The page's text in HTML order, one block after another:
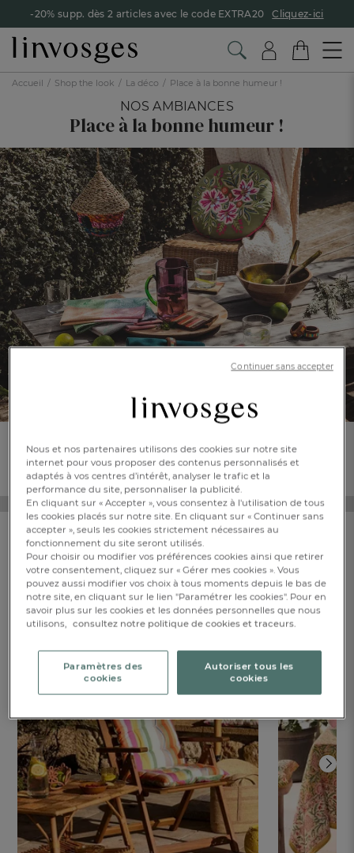
-20% supp. dès 2 articles avec le code EXTRA20 Cliquez-ici
FR DE
AT
Accueil Shop the look La déco Place à la bonne humeur !
NOS AMBIANCES
Place à la bonne humeur !
Envie de plus de fantaisie et de gaité à la maison ?
Répondez à l’appel du soleil avec cette collection toute en couleurs
et détails d’exception !
VOUS AIMEREZ AUSSI
Nous et nos partenaires utilisons des cookies sur notre site
internet pour vous proposer des contenus personnalisés et
adaptés à vos centres d’intérêt, analyser le trafic et la
performance du site, personnaliser la publicité.
En cliquant sur « Accepter », vous consentez à l'utilisation de tous
les cookies placés sur notre site. En cliquant sur « Continuer sans
accepter », seuls les cookies strictement nécessaires au
fonctionnement du site seront utilisés.
Pour choisir ou modifier vos préférences cookies ainsi que retirer
votre consentement, cliquez sur « Gérer mes cookies ». Vous
pouvez aussi modifier vos choix à tous moments depuis le bas de
notre site, en cliquant sur le lien "Paramétrer les cookies". Pour en
savoir plus sur les cookies et les données personnelles que nous
utilisons, consultez notre politique de cookies et traceurs.
Paramètres des
cookies
Autoriser tous les
cookies
Continuer sans accepter